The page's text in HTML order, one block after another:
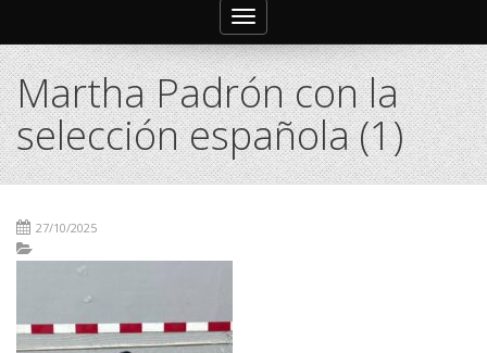
Toggle
navigation
Martha Padrón con la
selección española (1)
27/10/2025